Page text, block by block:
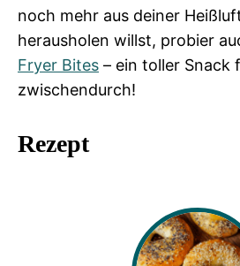
noch mehr aus deiner
herausholen willst, probier
Fryer Bites – ein toller Snack
zwischendurch!
Rezept